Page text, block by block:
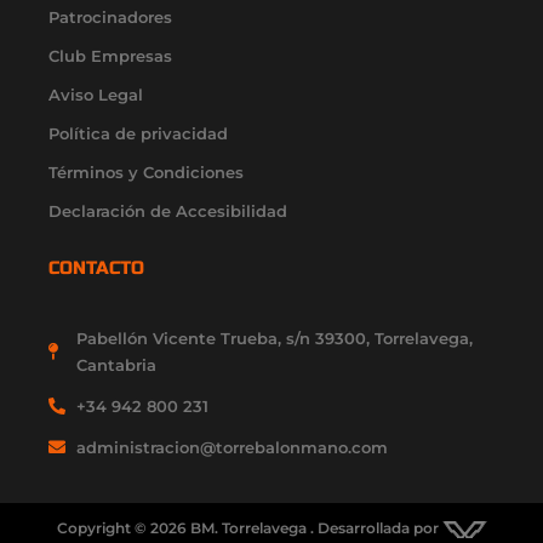
m -
r
Patrocinadores
Club Empresas
Aviso Legal
Política de privacidad
Términos y Condiciones
Declaración de Accesibilidad
CONTACTO
Pabellón Vicente Trueba, s/n 39300, Torrelavega,
Cantabria
+34 942 800 231
administracion@torrebalonmano.com
Copyright © 2026 BM. Torrelavega . Desarrollada por